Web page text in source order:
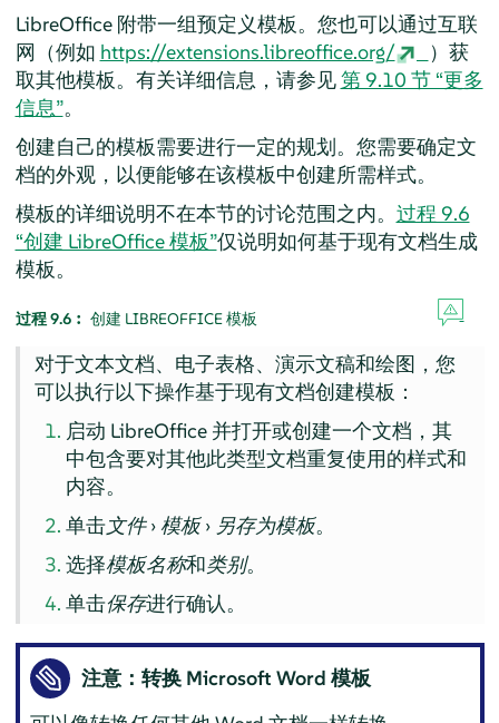
LibreOffice 附带一组预定义模板。您也可以通过互联
网（例如 https://extensions.libreoffice.org/
）获
取其他模板。有关详细信息，请参见第 9.10 节 “更多
信息”。
创建自己的模板需要进行一定的规划。您需要确定文
档的外观，以便能够在该模板中创建所需样式。
模板的详细说明不在本节的讨论范围之内。 过程 9.6
“创建 LibreOffice 模板”仅说明如何基于现有文档生成
模板。
过程 9.6︰ 创建 LIBREOFFICE 模板
对于文本文档、电子表格、演示文稿和绘图，您
可以执行以下操作基于现有文档创建模板：
启动 LibreOffice 并打开或创建一个文档，其
中包含要对其他此类型文档重复使用的样式和
内容。
单击文件› 模板› 另存为模板。
选择模板名称和类别。
单击保存进行确认。
注意：转换 Microsoft Word 模板